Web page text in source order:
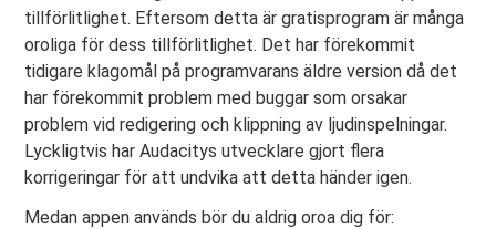
tillförlitlighet. Eftersom detta är gratisprogram är många
oroliga för dess tillförlitlighet. Det har förekommit
tidigare klagomål på programvarans äldre version då det
har förekommit problem med buggar som orsakar
problem vid redigering och klippning av ljudinspelningar.
Lyckligtvis har Audacitys utvecklare gjort flera
korrigeringar för att undvika att detta händer igen.
Medan appen används bör du aldrig oroa dig för: